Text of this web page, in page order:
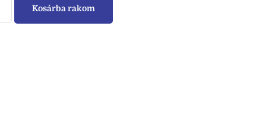
Kosárba rakom